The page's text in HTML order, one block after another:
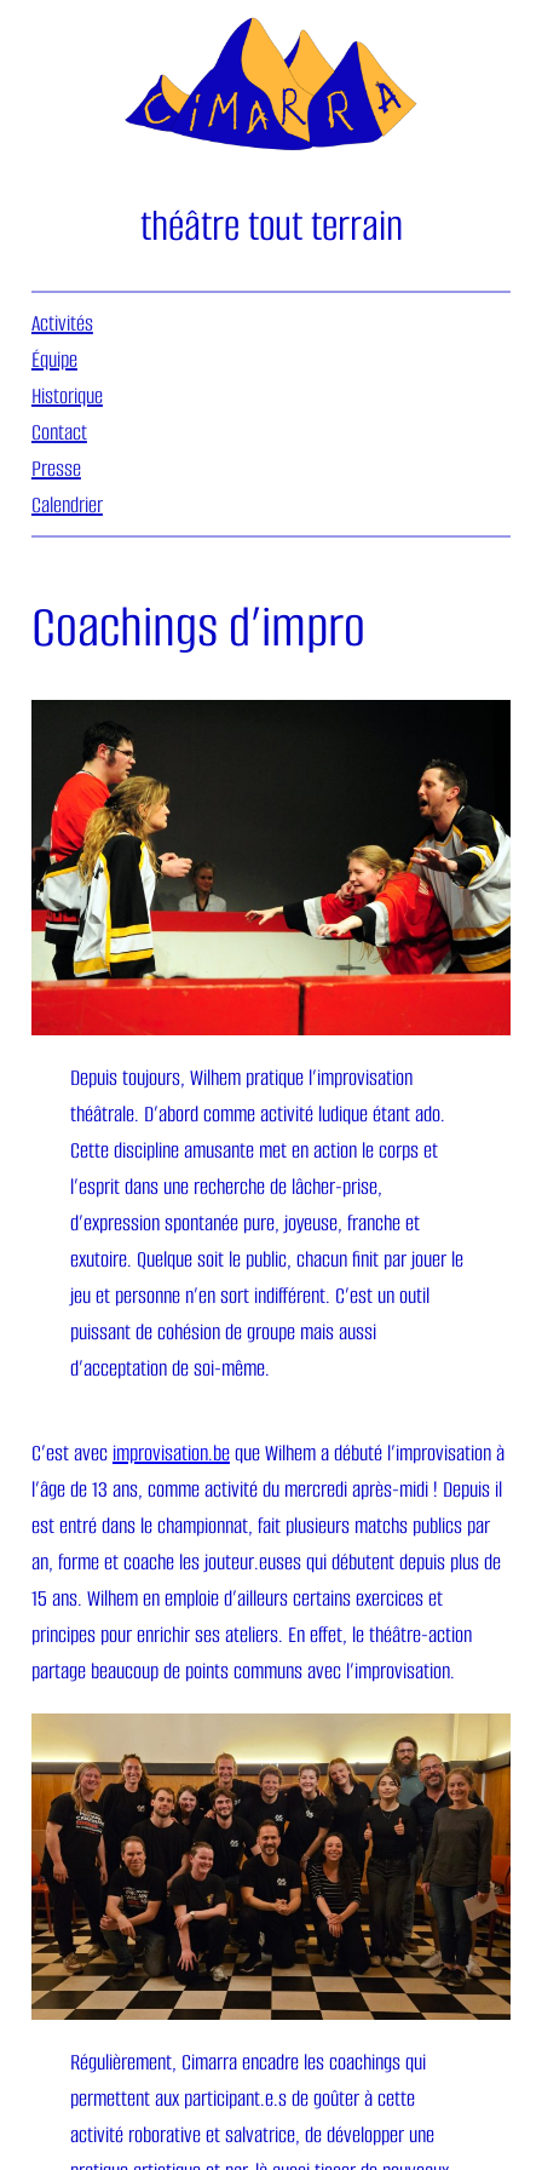
théâtre tout terrain
Activités
Équipe
Historique
Contact
Presse
Calendrier
Coachings d’impro
Depuis toujours, Wilhem pratique l’improvisation
théâtrale. D’abord comme activité ludique étant ado.
Cette discipline amusante met en action le corps et
l’esprit dans une recherche de lâcher-prise,
d’expression spontanée pure, joyeuse, franche et
exutoire. Quelque soit le public, chacun finit par jouer le
jeu et personne n’en sort indifférent. C’est un outil
puissant de cohésion de groupe mais aussi
d’acceptation de soi-même.
C’est avec improvisation.beque Wilhem a débuté l’improvisation à
l’âge de 13 ans, comme activité du mercredi après-midi ! Depuis il
est entré dans le championnat, fait plusieurs matchs publics par
an, forme et coache les jouteur.euses qui débutent depuis plus de
15 ans. Wilhem en emploie d’ailleurs certains exercices et
principes pour enrichir ses ateliers. En effet, le théâtre-action
partage beaucoup de points communs avec l’improvisation.
Régulièrement, Cimarra encadre les coachings qui
permettent aux participant.e.s de goûter à cette
activité roborative et salvatrice, de développer une